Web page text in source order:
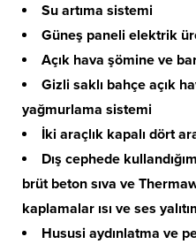
Su artıma sistemi
Güneş paneli elektrik
Açık hava şömine ve
Gizli saklı bahçe açık
yağmurlama sistemi
İki araçlık kapalı dört
Dış cephede
brüt beton sıva ve
kaplamalar ısı ve ses
Hususi aydınlatma ve